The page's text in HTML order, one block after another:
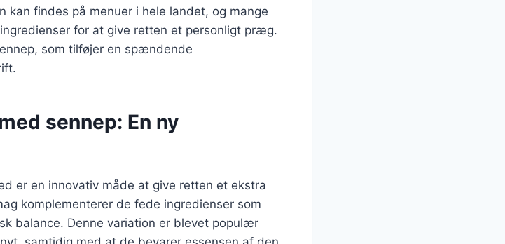
findes på menuer i hele landet, og mange
for at give retten et personligt præg.
som tilføjer en spændende
sennep: En ny
er en innovativ måde at give retten et ekstra
komplementerer de fede ingredienser som
balance. Denne variation er blevet populær